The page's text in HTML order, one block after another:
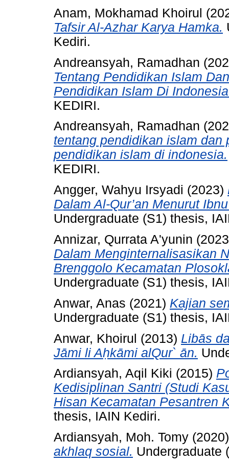
Anam, Mokhamad Khoirul
Tafsir Al-Azhar Karya Hamka.
Kediri.
Andreansyah, Ramadhan
Tentang Pendidikan Islam
Pendidikan Islam Di
KEDIRI.
Andreansyah, Ramadhan
tentang pendidikan islam dan
pendidikan islam di indonesia.
KEDIRI.
Angger, Wahyu Irsyadi (2023)
Dalam Al-Qur’an Menurut
Undergraduate (S1) thesis,
Annizar, Qurrata A'yunin
Dalam Menginternalisasikan
Brenggolo Kecamatan
Undergraduate (S1) thesis,
Anwar, Anas (2021) Kajian
Undergraduate (S1) thesis,
Anwar, Khoirul (2013) Libās
Jāmi li Aḥkāmi alQur` ān.
Ardiansyah, Aqil Kiki (2015)
Kedisiplinan Santri (Studi
Hisan Kecamatan Pesantren
thesis, IAIN Kediri.
Ardiansyah, Moh. Tomy
akhlaq sosial. Undergraduate